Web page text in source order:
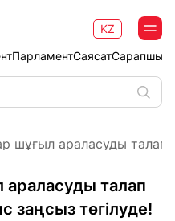
ПарламентСаясат
KZ
шұғыл араласуды талап
талап
заңсыз төгілуде!